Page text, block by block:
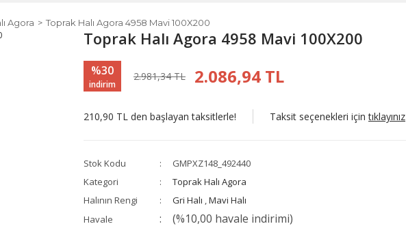
Agora Toprak Halı Agora 4958 Mavi 100X200
Toprak Halı Agora 4958 Mavi 100X200
%30
indirim
2.981,34 TL 2.086,94 TL
210,90 TL den başlayan taksitlerle! Taksit seçenekleri içintıklayınız
Stok Kodu
GMPXZ148_492440
Kategori
Toprak Halı Agora
Halının Rengi
Gri Halı ,Mavi Halı
Havale
(%10,00 havale indirimi)